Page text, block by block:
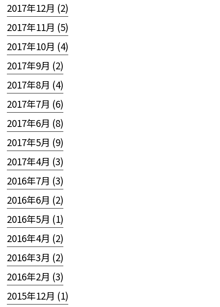
2017年12月 (2)
2017年11月 (5)
2017年10月 (4)
2017年9月 (2)
2017年8月 (4)
2017年7月 (6)
2017年6月 (8)
2017年5月 (9)
2017年4月 (3)
2016年7月 (3)
2016年6月 (2)
2016年5月 (1)
2016年4月 (2)
2016年3月 (2)
2016年2月 (3)
2015年12月 (1)